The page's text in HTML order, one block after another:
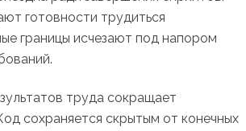
готовности трудиться
границы исчезают под напором
труда сокращает
сохраняется скрытым от конечных